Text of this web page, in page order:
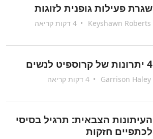
שגרת פעילות גופנית לזוגות
Keyshawn Roberts
•
4 יתרונות של קרוספיט לנשים
Garrison Haley
•
העיתונות הצבאית: תרגיל בסיסי
לכתפיים חזקות